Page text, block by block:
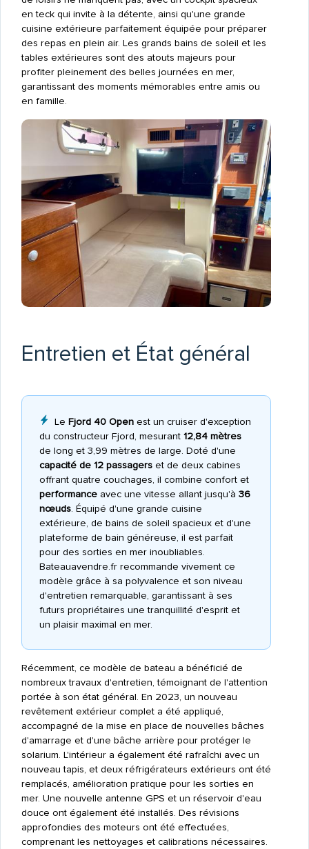
en teck qui invite à la détente, ainsi qu'une grande
cuisine extérieure parfaitement équipée pour préparer
des repas en plein air. Les grands bains de soleil et les
tables extérieures sont des atouts majeurs pour
profiter pleinement des belles journées en mer,
garantissant des moments mémorables entre amis ou
en famille.
Entretien et État général
Le Fjord 40 Openest un cruiser d'exception
du constructeur Fjord, mesurant 12,84 mètres
de long et 3,99 mètres de large. Doté d'une
capacité de 12 passagerset de deux cabines
offrant quatre couchages, il combine confort et
performanceavec une vitesse allant jusqu'à 36
nœuds. Équipé d'une grande cuisine
extérieure, de bains de soleil spacieux et d'une
plateforme de bain généreuse, il est parfait
pour des sorties en mer inoubliables.
Bateauavendre.fr recommande vivement ce
modèle grâce à sa polyvalence et son niveau
d'entretien remarquable, garantissant à ses
futurs propriétaires une tranquillité d'esprit et
un plaisir maximal en mer.
Récemment, ce modèle de bateau a bénéficié de
nombreux travaux d'entretien, témoignant de l'attention
portée à son état général. En 2023, un nouveau
revêtement extérieur complet a été appliqué,
accompagné de la mise en place de nouvelles bâches
d'amarrage et d'une bâche arrière pour protéger le
solarium. L'intérieur a également été rafraîchi avec un
nouveau tapis, et deux réfrigérateurs extérieurs ont été
remplacés, amélioration pratique pour les sorties en
mer. Une nouvelle antenne GPS et un réservoir d'eau
douce ont également été installés. Des révisions
approfondies des moteurs ont été effectuées,
comprenant les nettoyages et calibrations nécessaires.